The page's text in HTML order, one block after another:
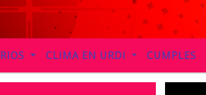
CLIMA EN URDI CUMPLES